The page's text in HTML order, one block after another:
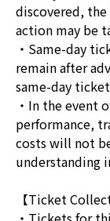
discovered,
action may be
・Same-day
remain after
same-day
・In the event
performance,
costs will not
understanding
【Ticket